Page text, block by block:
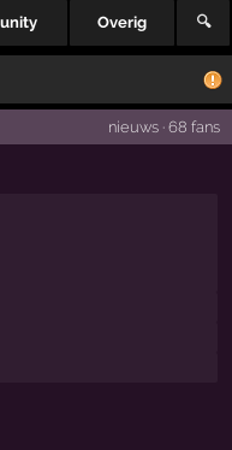
Overig 🔍
nieuws· 68 fans